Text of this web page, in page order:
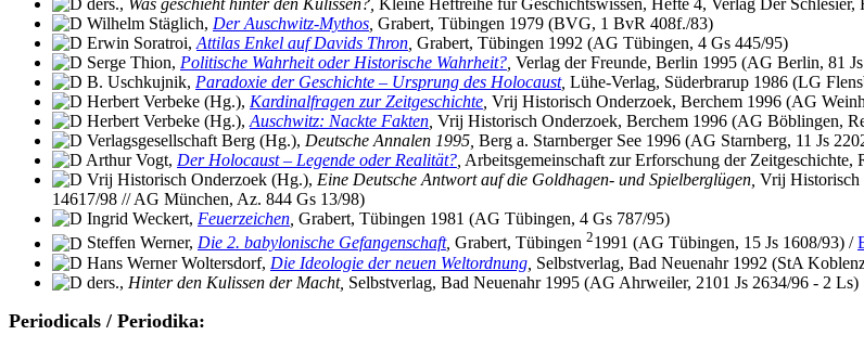
ders., Was geschieht hinter den Kulissen?, Kleine Heftreihe für Geschichtswissen, Hefte 4, Verlag Der
Wilhelm Stäglich, Der Auschwitz-Mythos Grabert, Tübingen 1979 (BVG, 1 BvR 408f./83)
Erwin Soratroi, Attilas Enkel auf Davids Thron Grabert, Tübingen 1992 (AG Tübingen, 4 Gs 445/95)
Serge Thion, Politische Wahrheit oder Historische Wahrheit? Verlag der Freunde, Berlin 1995 (AG Berlin, 81
B. Uschkujnik, Paradoxie der Geschichte – Ursprung des Holocaust, Lühe-Verlag, Süderbrarup 1986 (LG
Herbert Verbeke (Hg.), Kardinalfragen zur Zeitgeschichte Vrij Historisch Onderzoek, Berchem 1996 (AG
Herbert Verbeke (Hg.), Auschwitz: Nackte Fakten Vrij Historisch Onderzoek, Berchem 1996 (AG Böblingen,
Verlagsgesellschaft Berg (Hg.), Deutsche Annalen 1995, Berg a. Starnberger See 1996 (AG Starnberg, 11 Js
Arthur Vogt, Der Holocaust – Legende oder Realität? Arbeitsgemeinschaft zur Erforschung der
Vrij Historisch Onderzoek (Hg.), Eine Deutsche Antwort auf die Goldhagen- und Spielberglügen, Vrij Historisch
14617/98 // AG München, Az. 844 Gs 13/98)
Ingrid Weckert, Feuerzeichen Grabert, Tübingen 1981 (AG Tübingen, 4 Gs 787/95)
Steffen Werner, Die 2. babylonische Gefangenschaft, Grabert, Tübingen 21991 (AG Tübingen, 15 Js 1608/93) /
Hans Werner Woltersdorf, Die Ideologie der neuen Weltordnung Selbstverlag, Bad Neuenahr 1992 (StA
ders., Hinter den Kulissen der Macht, Selbstverlag, Bad Neuenahr 1995 (AG Ahrweiler, 2101 Js 2634/96 - 2 Ls)
Periodicals / Periodika: